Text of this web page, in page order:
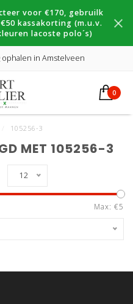
voor €170, gebruilk
kassakorting (m.u.v.
lacoste polo´s)
ophalen in Amstelveen
0
105256-3
MET 105256-3
12
Max: €5